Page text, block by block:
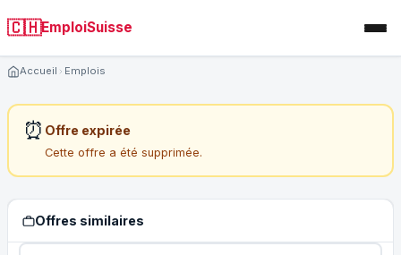
🇨🇭EmploiSuisse
Accueil Emplois
⏰ Offre expirée
Cette offre a été supprimée.
Offres similaires